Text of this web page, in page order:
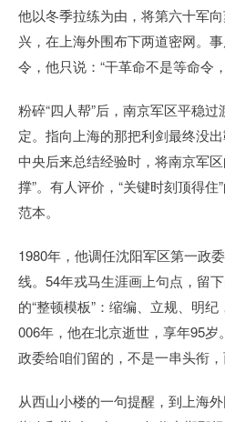
他以冬季拉练为由，将第六十军
兴，在上海外围布下两道密网。
令，他只说：“干革命不是等命令
粉碎“四人帮”后，南京军区平稳
定。指向上海的那把利剑最终没
中央后来总结经验时，将南京军
撑”。有人评价，“关键时刻顶得
范本。
1980年，他调任沈阳军区第一政
线。54年戎马生涯画上句点，留
的“整顿模板”：缩编、立规、明
006年，他在北京逝世，享年95岁
政委给咱们留的，不是一串头衔
从西山小楼的一句提醒，到上海